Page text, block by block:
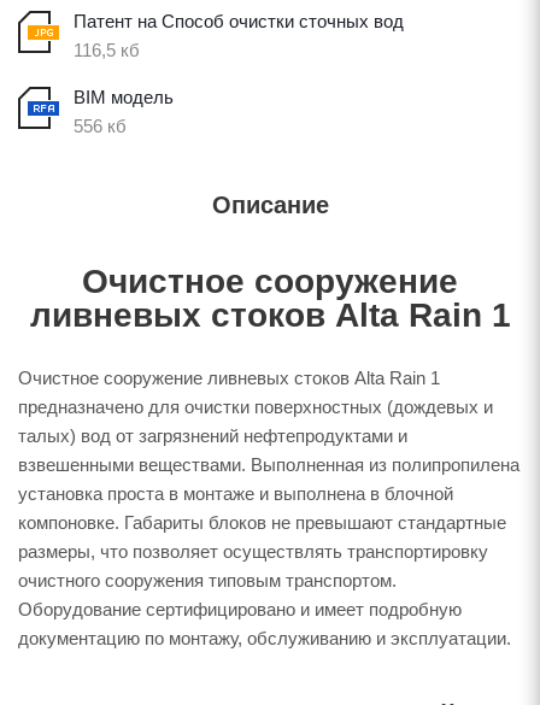
Патент на Способ очистки сточных вод
116,5 кб
BIM модель
556 кб
Описание
Очистное сооружение
ливневых стоков Alta Rain 1
Очистное сооружение ливневых стоков Alta Rain 1
предназначено для очистки поверхностных (дождевых и
талых) вод от загрязнений нефтепродуктами и
взвешенными веществами. Выполненная из полипропилена
установка проста в монтаже и выполнена в блочной
компоновке. Габариты блоков не превышают стандартные
размеры, что позволяет осуществлять транспортировку
очистного сооружения типовым транспортом.
Оборудование сертифицировано и имеет подробную
документацию по монтажу, обслуживанию и эксплуатации.